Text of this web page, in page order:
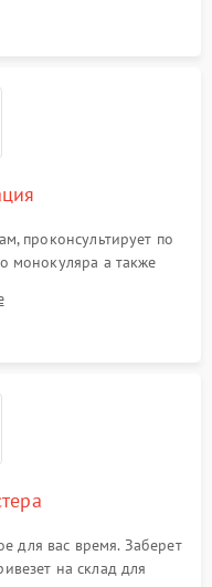
проконсультирует по
монокуляра а также
для вас время. Заберет
на склад для